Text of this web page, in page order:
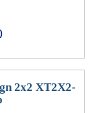
2x2 XT2X2-